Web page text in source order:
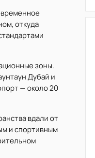
откуда
зоны.
Дубай и
— около 20
вдали от
и спортивным